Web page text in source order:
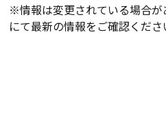
※情報は変更されている場合
にて最新の情報をご確認くださ